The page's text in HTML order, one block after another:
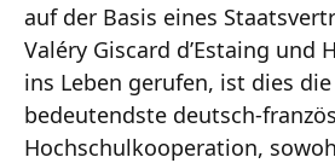
auf der Basis eines
Valéry Giscard d’Estaing und
ins Leben gerufen, ist dies
bedeutendste deutsch-
Hochschulkooperation,